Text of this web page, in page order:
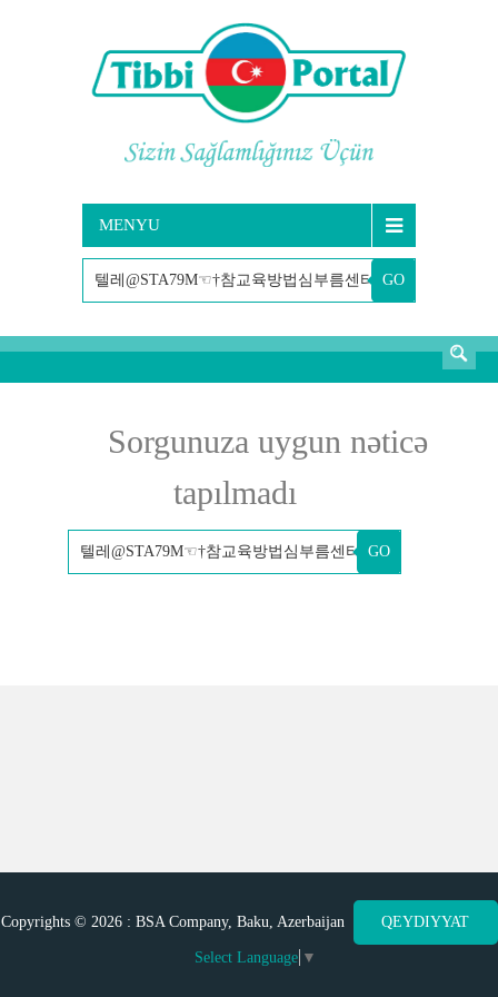
MENYU
GO
AXTARIŞ
Sorgunuza uygun nəticə
tapılmadı
GO
Copyrights © 2026 : BSA Company, Baku, Azerbaijan QEYDIYYAT
Select Language ▼